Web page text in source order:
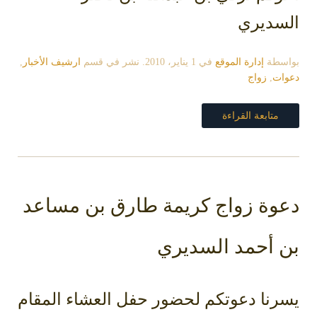
السديري
بواسطة إدارة الموقع في 1 يناير، 2010 . نشر في قسم ارشيف الأخبار ,
دعوات, زواج
متابعة القراءة
دعوة زواج كريمة طارق بن مساعد
بن أحمد السديري
يسرنا دعوتكم لحضور حفل العشاء المقام